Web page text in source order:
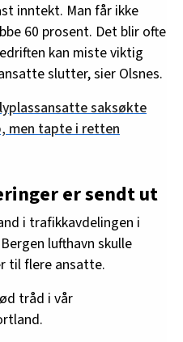
inntekt. Man får ikke
60 prosent. Det blir ofte
kan miste viktig
slutter, sier Olsnes.
saksøkte
men tapte i retten
er sendt ut
i trafikkavdelingen i
lufthavn skulle
til flere ansatte.
tråd i vår